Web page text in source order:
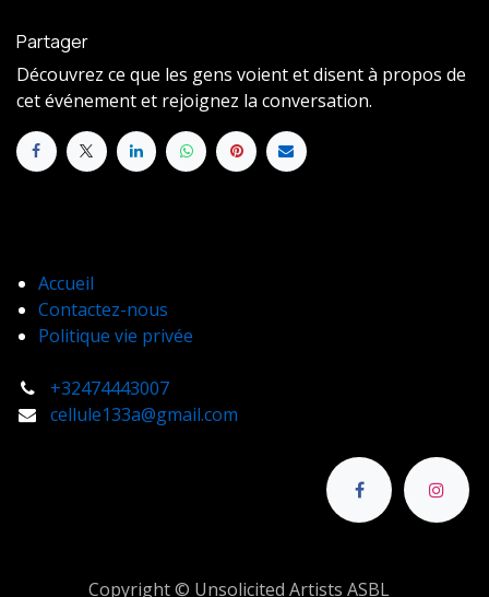
Partager
Découvrez ce que les gens voient et disent à propos de
cet événement et rejoignez la conversation.
Accueil
Contactez-nous
Politique vie privée
+32474443007
cellule133a@gmail.com
Copyright © Unsolicited Artists ASBL